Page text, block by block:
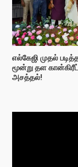
எல்கேஜி முதல்
மூன்று தள
அசத்தல்!